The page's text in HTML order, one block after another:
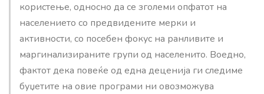
користење, односно да се зголеми опфатот на
населението со предвидените мерки и
активности, со посебен фокус на ранливите и
маргинализираните групи од населенито. Воедно,
фактот дека повеќе од една деценија ги следиме
буџетите на овие програми ни овозможува